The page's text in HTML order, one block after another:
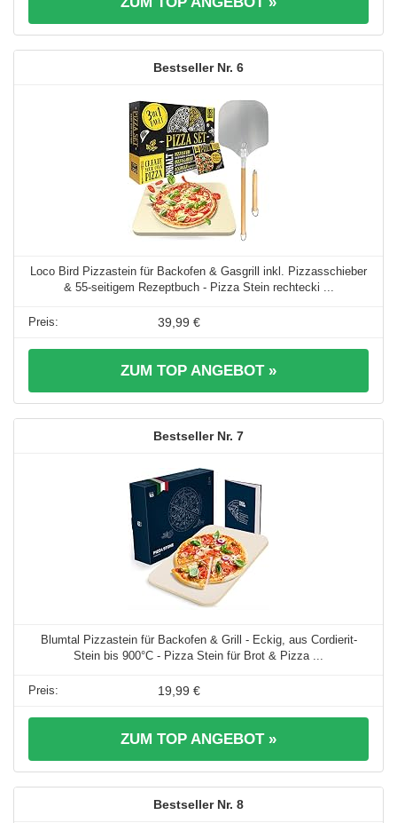
6
Loco Bird Pizzastein für Backofen & Gasgrill inkl. Pizzasschieber
& 55-seitigem Rezeptbuch - Pizza Stein rechtecki ...
39,99 €
ZUM TOP ANGEBOT »
7
Blumtal Pizzastein für Backofen & Grill - Eckig, aus Cordierit-
Stein bis 900°C - Pizza Stein für Brot & Pizza ...
19,99 €
ZUM TOP ANGEBOT »
8